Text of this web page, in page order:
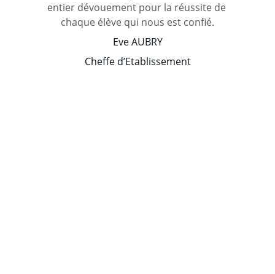
entier dévouement pour la réussite de
chaque élève qui nous est confié.
Eve AUBRY
Cheffe d’Etablissement